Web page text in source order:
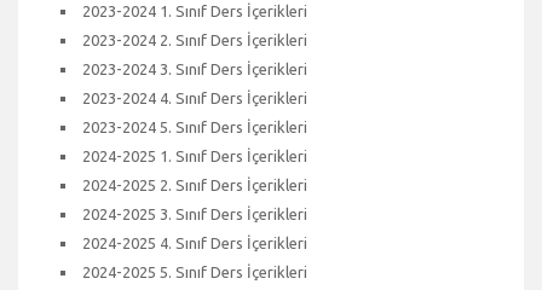
2023-2024 1. Sınıf Ders İçerikleri
2023-2024 2. Sınıf Ders İçerikleri
2023-2024 3. Sınıf Ders İçerikleri
2023-2024 4. Sınıf Ders İçerikleri
2023-2024 5. Sınıf Ders İçerikleri
2024-2025 1. Sınıf Ders İçerikleri
2024-2025 2. Sınıf Ders İçerikleri
2024-2025 3. Sınıf Ders İçerikleri
2024-2025 4. Sınıf Ders İçerikleri
2024-2025 5. Sınıf Ders İçerikleri